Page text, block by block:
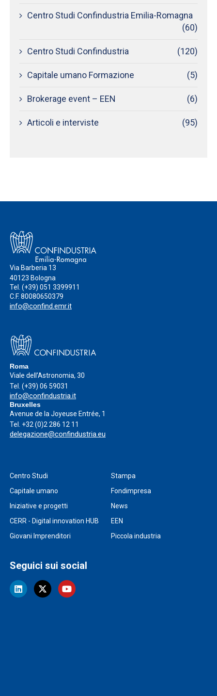
Centro Studi Confindustria Emilia-Romagna
(60)
Centro Studi Confindustria (120)
Capitale umano Formazione (5)
Brokerage event – EEN (6)
Articoli e interviste (95)
Via Barberia 13
40123 Bologna
Tel. (+39) 051 3399911
C.F. 80080650379
info@confind.emr.it
Roma
Viale dell’Astronomia, 30
Tel. (+39) 06 59031
info@confindustria.it
Bruxelles
Avenue de la Joyeuse Entrée, 1
Tel. +32 (0)2 286 12 11
delegazione@confindustria.eu
Centro Studi
Stampa
Capitale umano
Fondimpresa
Iniziative e progetti
News
CERR - Digital innovation HUB
EEN
Giovani Imprenditori
Piccola industria
Seguici sui social